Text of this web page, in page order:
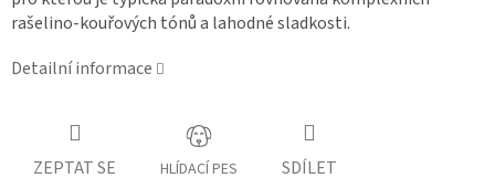
rašelino-kouřových tónů a lahodné sladkosti.
Detailní informace
ZEPTAT SE HLÍDACÍ PES SDÍLET